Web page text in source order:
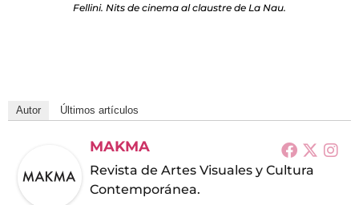
Fellini. Nits de cinema al claustre de La Nau.
Autor Últimos artículos
MAKMA
Revista de Artes Visuales y Cultura
Contemporánea.